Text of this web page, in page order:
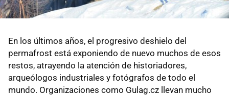
En los últimos años, el progresivo deshielo del
permafrost está exponiendo de nuevo muchos de esos
restos, atrayendo la atención de historiadores,
arqueólogos industriales y fotógrafos de todo el
mundo. Organizaciones como Gulag.cz llevan mucho